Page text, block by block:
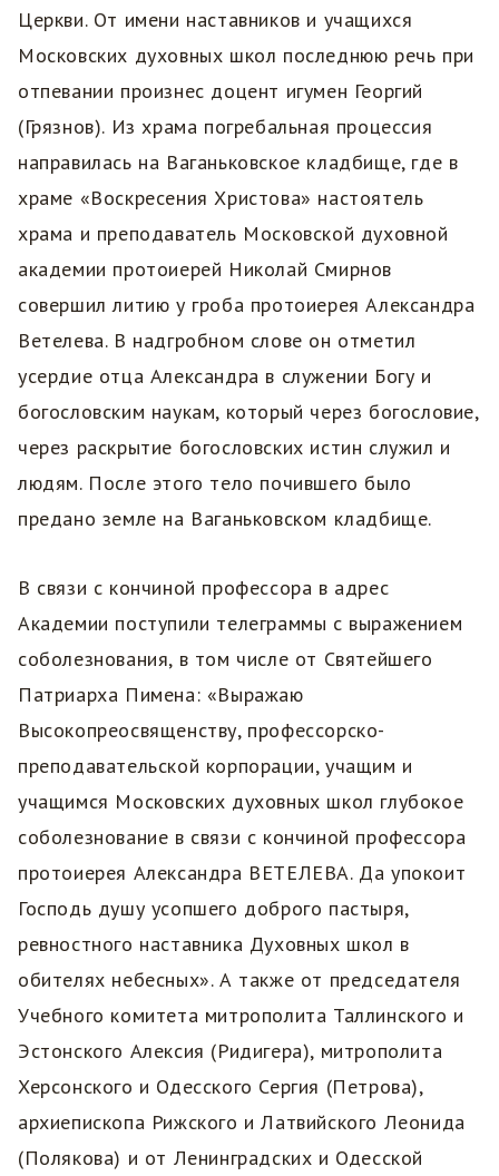
Церкви. От имени наставников и учащихся
Московских духовных школ последнюю речь при
отпевании произнес доцент игумен Георгий
(Грязнов). Из храма погребальная процессия
направилась на Ваганьковское кладбище, где в
храме «Воскресения Христова» настоятель
храма и преподаватель Московской духовной
академии протоиерей Николай Смирнов
совершил литию у гроба протоиерея Александра
Ветелева. В надгробном слове он отметил
усердие отца Александра в служении Богу и
богословским наукам, который через богословие,
через раскрытие богословских истин служил и
людям. После этого тело почившего было
предано земле на Ваганьковском кладбище.
В связи с кончиной профессора в адрес
Академии поступили телеграммы с выражением
соболезнования, в том числе от Святейшего
Патриарха Пимена: «Выражаю
Высокопреосвященству, профессорско-
преподавательской корпорации, учащим и
учащимся Московских духовных школ глубокое
соболезнование в связи с кончиной профессора
протоиерея Александра ВЕТЕЛЕВА. Да упокоит
Господь душу усопшего доброго пастыря,
ревностного наставника Духовных школ в
обителях небесных». А также от председателя
Учебного комитета митрополита Таллинского и
Эстонского Алексия (Ридигера), митрополита
Херсонского и Одесского Сергия (Петрова),
архиепископа Рижского и Латвийского Леонида
(Полякова) и от Ленинградских и Одесской